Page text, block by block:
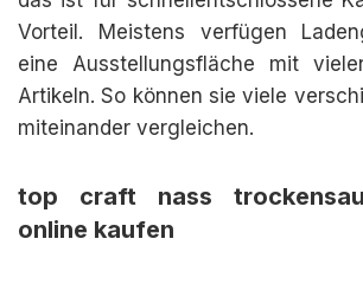
Vorteil. Meistens verfügen
eine Ausstellungsfläche mit
Artikeln. So können sie viele
miteinander vergleichen.
top craft nass
online kaufen